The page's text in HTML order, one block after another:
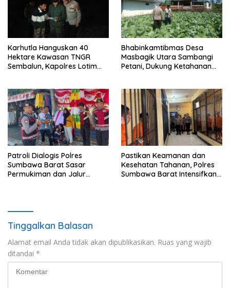
Karhutla Hanguskan 40
Hektare Kawasan TNGR
Sembalun, Kapolres Lotim
Bhabinkamtibmas Desa
Masbagik Utara Sambangi
Petani, Dukung Ketahanan
Patroli Dialogis Polres
Sumbawa Barat Sasar
Permukiman dan Jalur
Pastikan Keamanan dan
Kesehatan Tahanan, Polres
Sumbawa Barat Intensifkan
Tinggalkan Balasan
Alamat email Anda tidak akan dipublikasikan. Ruas yang wajib
ditandai *